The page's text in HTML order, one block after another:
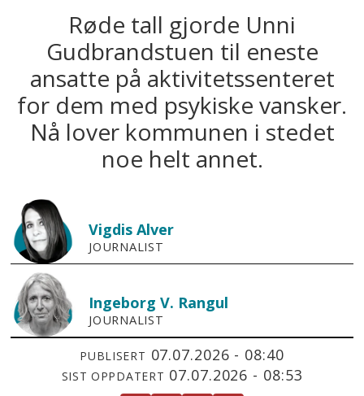
Røde tall gjorde Unni
Gudbrandstuen til eneste
ansatte på aktivitetssenteret
for dem med psykiske vansker.
Nå lover kommunen i stedet
noe helt annet.
Vigdis Alver
JOURNALIST
Ingeborg V. Rangul
JOURNALIST
PUBLISERT 07.07.2026 - 08:40
SIST OPPDATERT 07.07.2026 - 08:53